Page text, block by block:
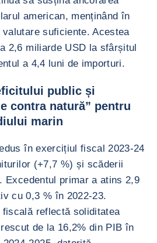
american, menținând în
suficiente. Acestea
2,6 miliarde USD la sfârșitul
a 4,4 luni de importuri.
public și
contra natură” pentru
marin
în exercițiul fiscal 2023-24
(+7,7 %) și scăderii
Excedentul primar a atins 2,9
cu 0,3 % în 2022-23.
reflectă soliditatea
de la 16,2% din PIB în